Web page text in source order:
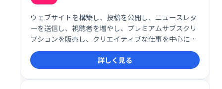
ウェブサイトを構築し、投稿を公開し、ニュースレタ
ーを送信し、視聴者を増やし、プレミアムサブスクリ
プションを販売し、クリエイティブな仕事を中心に持
続可能なビジネスを作成します。Ghost 4.0はそれを
すべて実行し、さらに多くのことを実行します。
詳しく見る